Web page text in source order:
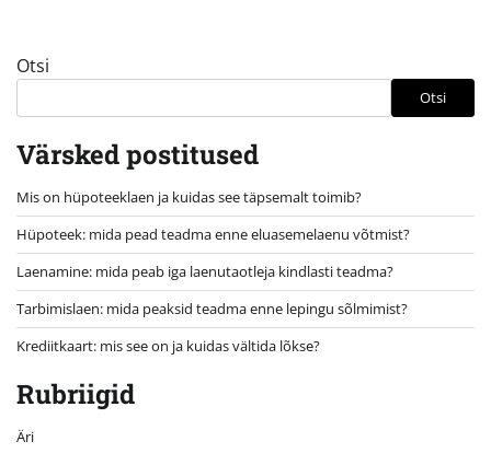
Otsi
Otsi
Värsked postitused
Mis on hüpoteeklaen ja kuidas see täpsemalt toimib?
Hüpoteek: mida pead teadma enne eluasemelaenu võtmist?
Laenamine: mida peab iga laenutaotleja kindlasti teadma?
Tarbimislaen: mida peaksid teadma enne lepingu sõlmimist?
Krediitkaart: mis see on ja kuidas vältida lõkse?
Rubriigid
Äri